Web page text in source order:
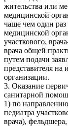
жительства или
медицинской
чаще чем один
медицинской
участкового,
врача общей
путем подачи
представителя на
организации.
3. Оказание
санитарной
1) по направлению
педиатра
врача),